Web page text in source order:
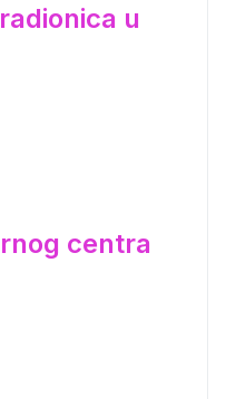
u
centra